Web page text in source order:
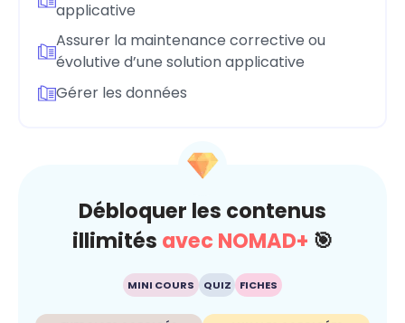
applicative
Assurer la maintenance corrective ou
évolutive d’une solution applicative
Gérer les données
Débloquer les contenus
illimités avec NOMAD+ 🎯
MINI COURS QUIZ FICHES